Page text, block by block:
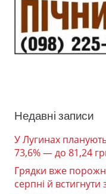
Недавні записи
У Лугинах
73,6% — до 81,24
Грядки вже
серпні й встигнути